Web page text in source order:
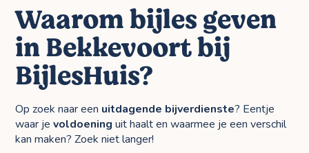
Waarom bijles geven
in Bekkevoort bij
BijlesHuis?
Op zoek naar een uitdagende bijverdienste? Eentje
waar jevoldoening uit haalt en waarmee je een verschil
kan maken? Zoek niet langer!